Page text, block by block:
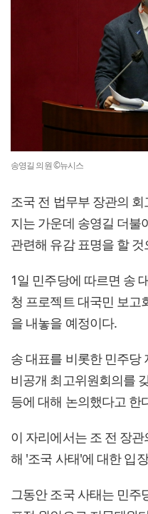
송영길 의원 ©뉴시스
조국 전 법무부 장관의
지는 가운데 송영길 더불
관련해 유감 표명을 할
1일 민주당에 따르면 송
청 프로젝트 대국민 보고
을 내놓을 예정이다.
송 대표를 비롯한 민주당
비공개 최고위원회의를
등에 대해 논의했다고 한
이 자리에서는 조 전 장
해 '조국 사태'에 대한 입
그동안 조국 사태는 민주